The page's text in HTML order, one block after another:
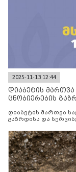
2025-11-13 12:44
დიაბეტის
ცნობიერების
დიაბეტის მართვა
გაზრდისა და